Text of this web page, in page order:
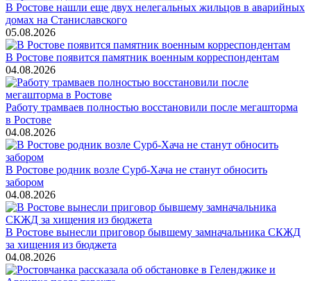
В Ростове нашли еще двух нелегальных жильцов в аварийных
домах на Станиславского
05.08.2026
В Ростове появится памятник военным корреспондентам
04.08.2026
Работу трамваев полностью восстановили после мегашторма
в Ростове
04.08.2026
В Ростове родник возле Сурб-Хача не станут обносить
забором
04.08.2026
В Ростове вынесли приговор бывшему замначальника СКЖД
за хищения из бюджета
04.08.2026